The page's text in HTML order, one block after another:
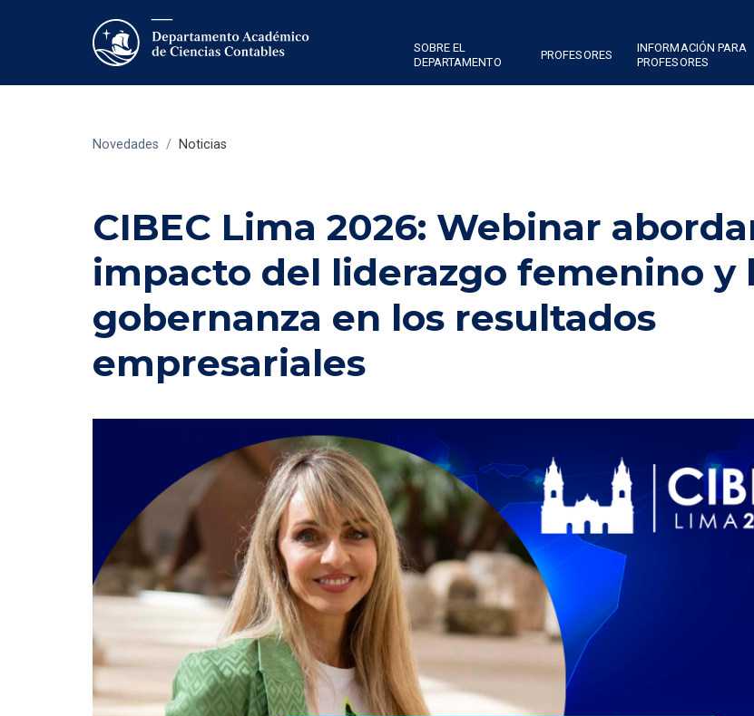
SOBRE EL
DEPARTAMENTO
PROFESORES
INFORMACIÓN PARA
PROFESORES
Novedades / Noticias
CIBEC Lima 2026: Webinar
impacto del liderazgo femenino y
gobernanza en los resultados
empresariales